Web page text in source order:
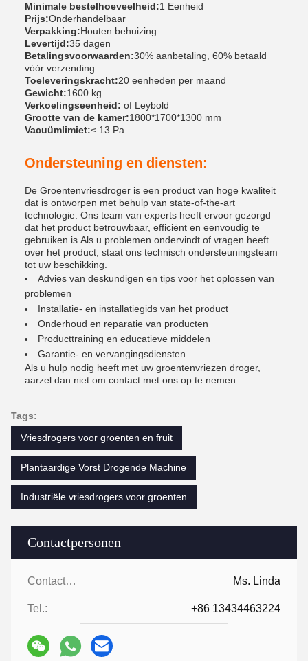
Contactpersonen
Contactpersonen: Ms. Linda
Tel.: +86 13434463224
Minimale bestelhoeveelheid:1 Eenheid
Prijs:Onderhandelbaar
Verpakking:Houten behuizing
Levertijd:35 dagen
Betalingsvoorwaarden:30% aanbetaling, 60% betaald
vóór verzending
Toeleveringskracht:20 eenheden per maand
Gewicht:1600 kg
Verkoelingseenheid: of Leybold
Grootte van de kamer:1800*1700*1300 mm
Vacuümlimiet:≤ 13 Pa
Ondersteuning en diensten:
De Groentenvriesdroger is een product van hoge kwaliteit
dat is ontworpen met behulp van state-of-the-art
technologie. Ons team van experts heeft ervoor gezorgd
dat het product betrouwbaar, efficiënt en eenvoudig te
gebruiken is.Als u problemen ondervindt of vragen heeft
over het product, staat ons technisch ondersteuningsteam
tot uw beschikking.
Advies van deskundigen en tips voor het oplossen van
problemen
Installatie- en installatiegids van het product
Onderhoud en reparatie van producten
Producttraining en educatieve middelen
Garantie- en vervangingsdiensten
Als u hulp nodig heeft met uw groentenvriezen droger,
aarzel dan niet om contact met ons op te nemen.
Tags:
Vriesdrogers voor groenten en fruit
Plantaardige Vorst Drogende Machine
Industriële vriesdrogers voor groenten